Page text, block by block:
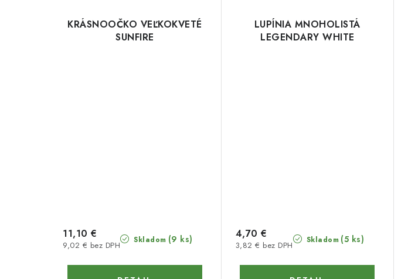
KRÁSNOOČKO VEĽKOKVETÉ
SUNFIRE
Skladom (9 ks)
9,02 € bez DPH
11,10 €
LUPÍNIA MNOHOLISTÁ
LEGENDARY WHITE
Skladom (5 ks)
3,82 € bez DPH
4,70 €